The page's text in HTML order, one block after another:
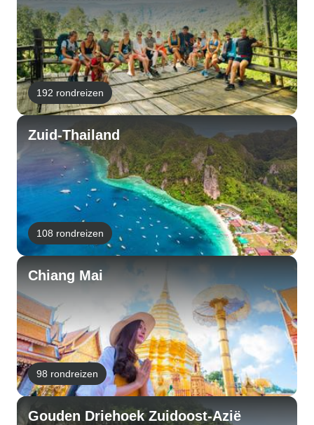
192 rondreizen
Zuid-Thailand
108 rondreizen
Chiang Mai
98 rondreizen
Gouden Driehoek Zuidoost-Azië